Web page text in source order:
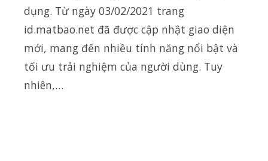
dụng. Từ ngày 03/02/2021 trang
id.matbao.net đã được cập nhật giao diện
mới, mang đến nhiều tính năng nổi bật và
tối ưu trải nghiệm của người dùng. Tuy
nhiên,…